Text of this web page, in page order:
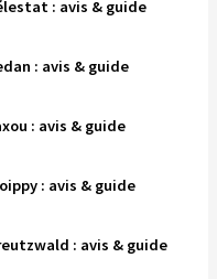
: avis & guide
: avis & guide
: avis & guide
: avis & guide
: avis & guide